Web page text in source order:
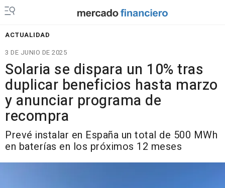
ACTUALIDAD
3 DE JUNIO DE 2025
Solaria se dispara un 10% tras
duplicar beneficios hasta marzo
y anunciar programa de
recompra
Prevé instalar en España un total de 500 MWh
en baterías en los próximos 12 meses